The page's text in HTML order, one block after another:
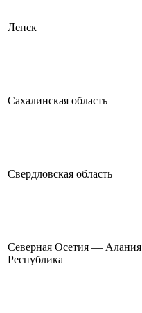
Ленск
Сахалинская область
Свердловская область
Северная Осетия — Алания
Республика